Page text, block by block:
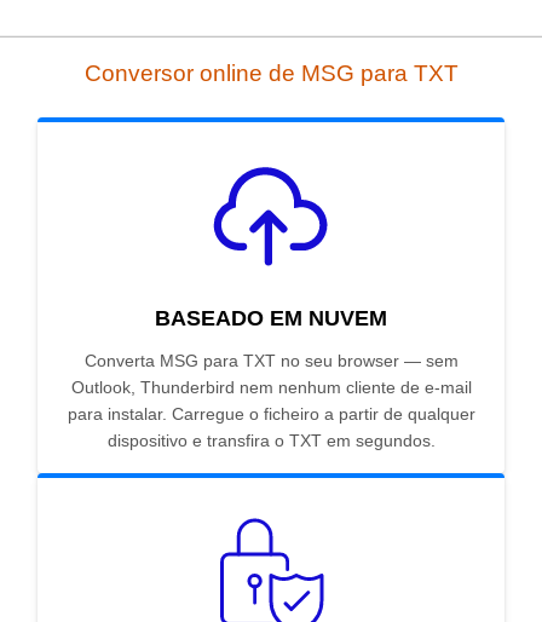
Conversor online de MSG para TXT
BASEADO EM NUVEM
Converta MSG para TXT no seu browser — sem
Outlook, Thunderbird nem nenhum cliente de e-mail
para instalar. Carregue o ficheiro a partir de qualquer
dispositivo e transfira o TXT em segundos.